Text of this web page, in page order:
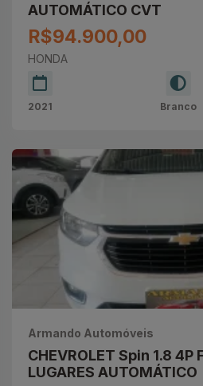
AUTOMÁTICO CVT
R$94.900,00
HONDA
2021 Branco
Armando Automóveis
CHEVROLET Spin 1.8 4P
LUGARES AUTOMÁTICO